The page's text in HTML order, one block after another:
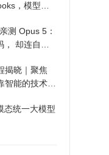
，模型自
测 Opus 5：
却连自己
揭晓｜聚焦
能的技术路
态统一大模型